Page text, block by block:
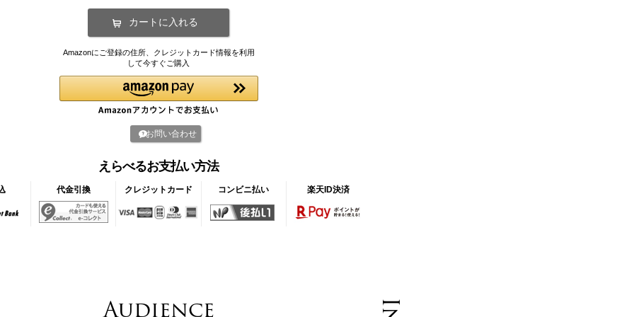
Amazonにご登録の住所、クレジットカード情報を利用
して今すぐご購入
お問い合わせ
えらべるお支払い方法
代金引換 クレジットカード コンビニ払い 楽天ID決済
Audience